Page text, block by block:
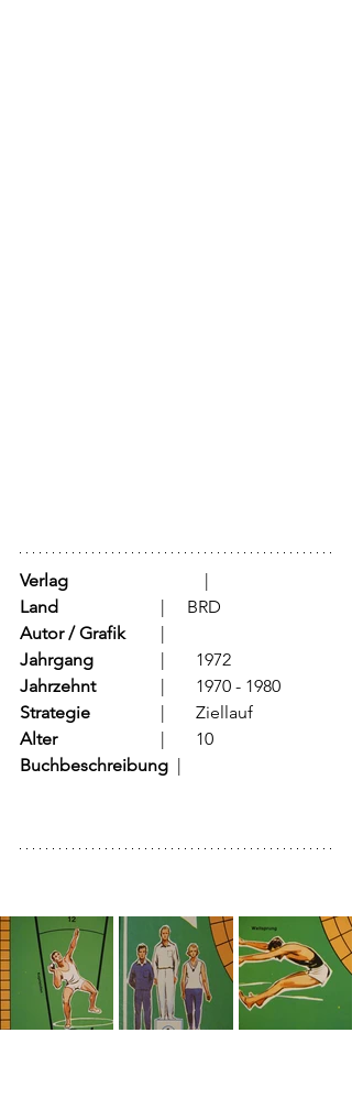
Verlag
Land
			  |     BRD
Autor / Grafik
Jahrgang
		  |	1972
Jahrzehnt
		  |	1970 - 1980
Strategie
Alter
			  |	10
Buchbeschreibung